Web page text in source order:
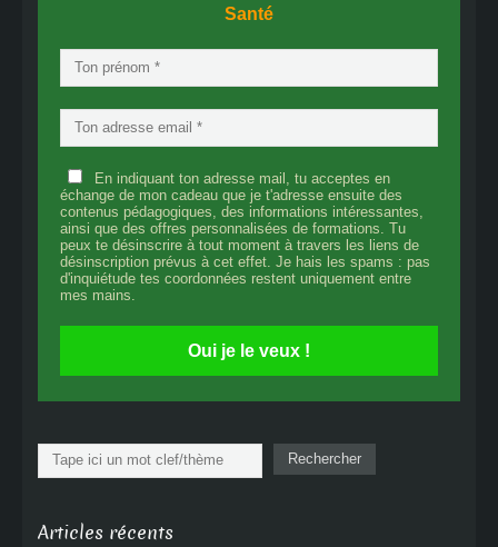
Santé
En indiquant ton adresse mail, tu acceptes en
échange de mon cadeau que je t'adresse ensuite des
contenus pédagogiques, des informations intéressantes,
ainsi que des offres personnalisées de formations. Tu
peux te désinscrire à tout moment à travers les liens de
désinscription prévus à cet effet. Je hais les spams : pas
d'inquiétude tes coordonnées restent uniquement entre
mes mains.
Oui je le veux !
Rechercher Rechercher
Articles récents